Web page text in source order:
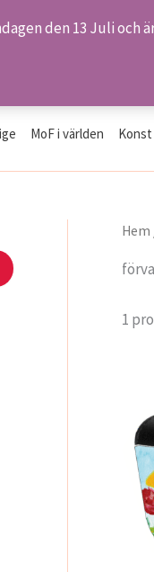
den 13 Juli
MoF i världen
Hem
1